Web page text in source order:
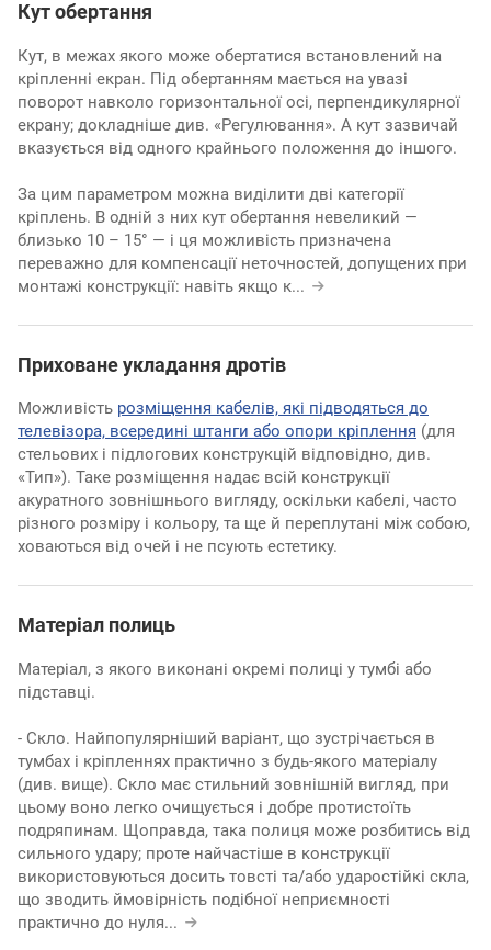
Кут обертання
Кут, в межах якого може обертатися встановлений на
кріпленні екран. Під обертанням мається на увазі
поворот навколо горизонтальної осі, перпендикулярної
екрану; докладніше див. «Регулювання». А кут зазвичай
вказується від одного крайнього положення до іншого.
За цим параметром можна виділити дві категорії
кріплень. В одній з них кут обертання невеликий —
близько 10 – 15° — і ця можливість призначена
переважно для компенсації неточностей, допущених при
монтажі конструкції: навіть якщо к...
Приховане укладання дротів
Можливість розміщення кабелів, які підводяться до
телевізора, всередині штанги або опори кріплення (для
стельових і підлогових конструкцій відповідно, див.
«Тип»). Таке розміщення надає всій конструкції
акуратного зовнішнього вигляду, оскільки кабелі, часто
різного розміру і кольору, та ще й переплутані між собою,
ховаються від очей і не псують естетику.
Матеріал полиць
Матеріал, з якого виконані окремі полиці у тумбі або
підставці.
- Скло. Найпопулярніший варіант, що зустрічається в
тумбах і кріпленнях практично з будь-якого матеріалу
(див. вище). Скло має стильний зовнішній вигляд, при
цьому воно легко очищується і добре протистоїть
подряпинам. Щоправда, така полиця може розбитись від
сильного удару; проте найчастіше в конструкції
використовуються досить товсті та/або ударостійкі скла,
що зводить ймовірність подібної неприємності
практично до нуля...